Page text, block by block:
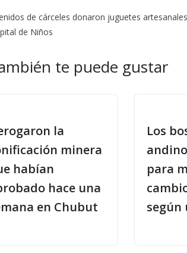
de cárceles donaron juguetes
de Niños
te puede gustar
la
minera
habían
hace una
en Chubut
Los
para
según